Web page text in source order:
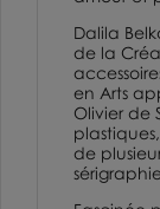
Dalila
de la
en Arts
Olivier de
de